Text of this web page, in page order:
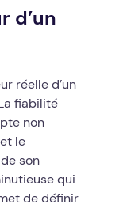
d’un
réelle d’un
fiabilité
non
le
son
qui
de définir